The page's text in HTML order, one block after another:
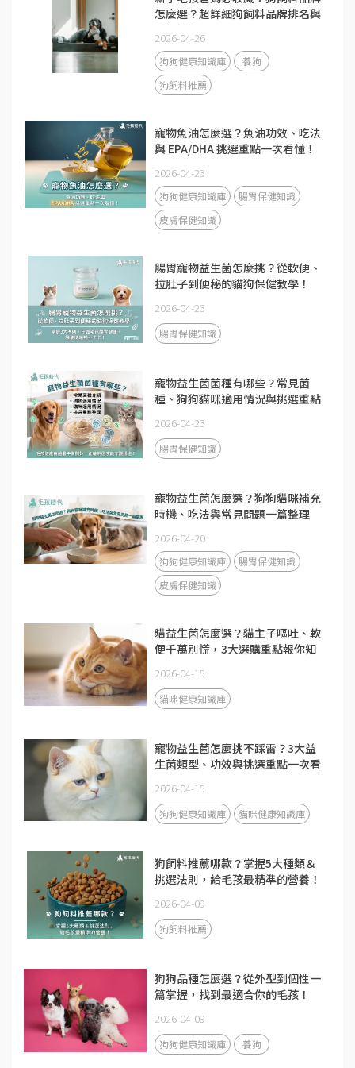
怎麼選？超詳細狗飼料品牌排名與
種類評比
2026-04-26
狗狗健康知識庫
養狗
狗飼料推薦
寵物魚油怎麼選？魚油功效、吃法
與 EPA/DHA 挑選重點一次看懂！
2026-04-23
狗狗健康知識庫
腸胃保健知識
皮膚保健知識
腸胃寵物益生菌怎麼挑？從軟便、
拉肚子到便秘的貓狗保健教學！
2026-04-23
腸胃保健知識
寵物益生菌菌種有哪些？常見菌
種、狗狗貓咪適用情況與挑選重點
2026-04-23
腸胃保健知識
寵物益生菌怎麼選？狗狗貓咪補充
時機、吃法與常見問題一篇整理
2026-04-20
狗狗健康知識庫
腸胃保健知識
皮膚保健知識
貓益生菌怎麼選？貓主子嘔吐、軟
便千萬別慌，3大選購重點報你知
2026-04-15
貓咪健康知識庫
寵物益生菌怎麼挑不踩雷？3大益
生菌類型、功效與挑選重點一次看
2026-04-15
狗狗健康知識庫 貓咪健康知識庫
狗飼料推薦哪款？掌握5大種類＆
挑選法則，給毛孩最精準的營養！
2026-04-09
狗飼料推薦
狗狗品種怎麼選？從外型到個性一
篇掌握，找到最適合你的毛孩！
2026-04-09
狗狗健康知識庫 養狗